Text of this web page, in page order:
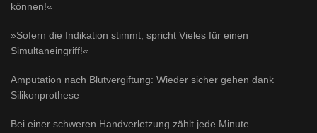
können!«
»Sofern die Indikation stimmt, spricht Vieles für einen
Simultaneingriff!«
Amputation nach Blutvergiftung: Wieder sicher gehen dank
Silikonprothese
Bei einer schweren Handverletzung zählt jede Minute